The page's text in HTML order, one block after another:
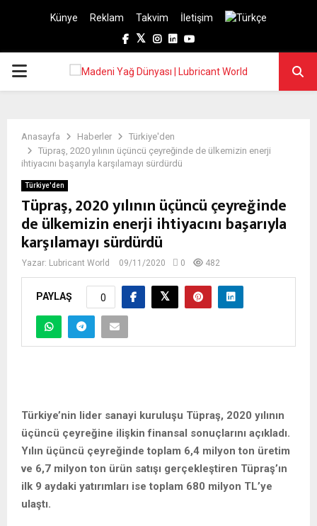
Künye Reklam Takvim
İletişim
Facebook
TwitterInstagram
LinkedinYoutube
PRIMARY
Anasayfa Haberler
Türkiye'den
Tüpraş, 2020 yılının üçüncü çeyreğinde de ülkemizin enerji
ihtiyacını başarıyla karşılamayı sürdürdü
Türkiye'den
Tüpraş, 2020 yılının üçüncü çeyreğinde
de ülkemizin enerji ihtiyacını başarıyla
karşılamayı sürdürdü
Yazar: Lubricant World 09/11/2020 0 482
PAYLAŞ 0
Türkiye’nin lider sanayi kuruluşu Tüpraş, 2020 yılının
üçüncü çeyreğine ilişkin finansal sonuçlarını açıkladı.
Yılın üçüncü çeyreğinde toplam 6,4 milyon ton üretim
ve 6,7 milyon ton ürün satışı gerçekleştiren Tüpraş’ın
ilk 9 aydaki yatırımları ise toplam 680 milyon TL’ye
ulaştı.